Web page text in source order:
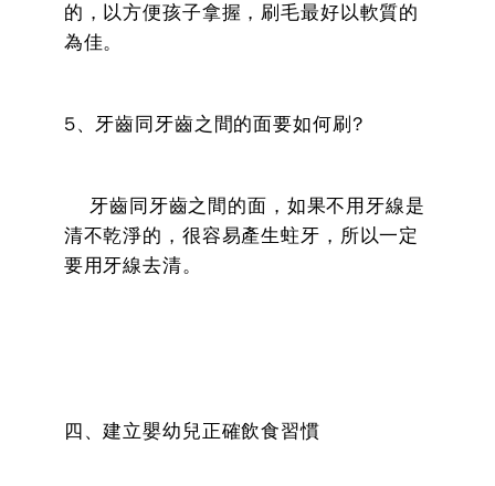
的，以方便孩子拿握，刷毛最好以軟質的
為佳。
5、牙齒同牙齒之間的面要如何刷?
牙齒同牙齒之間的面，如果不用牙線是
清不乾淨的，很容易產生蛀牙，所以一定
要用牙線去清。
四、建立嬰幼兒正確飲食習慣